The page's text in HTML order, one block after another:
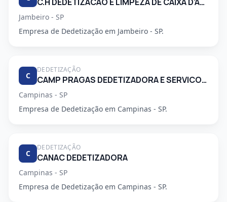
Jambeiro - SP
Empresa de Dedetização em Jambeiro - SP.
C
DEDETIZAÇÃO
CAMP PRAGAS DEDETIZADORA E SERVICOS DE LIMPEZA LTDA
Campinas - SP
Empresa de Dedetização em Campinas - SP.
C
DEDETIZAÇÃO
CANAC DEDETIZADORA
Campinas - SP
Empresa de Dedetização em Campinas - SP.